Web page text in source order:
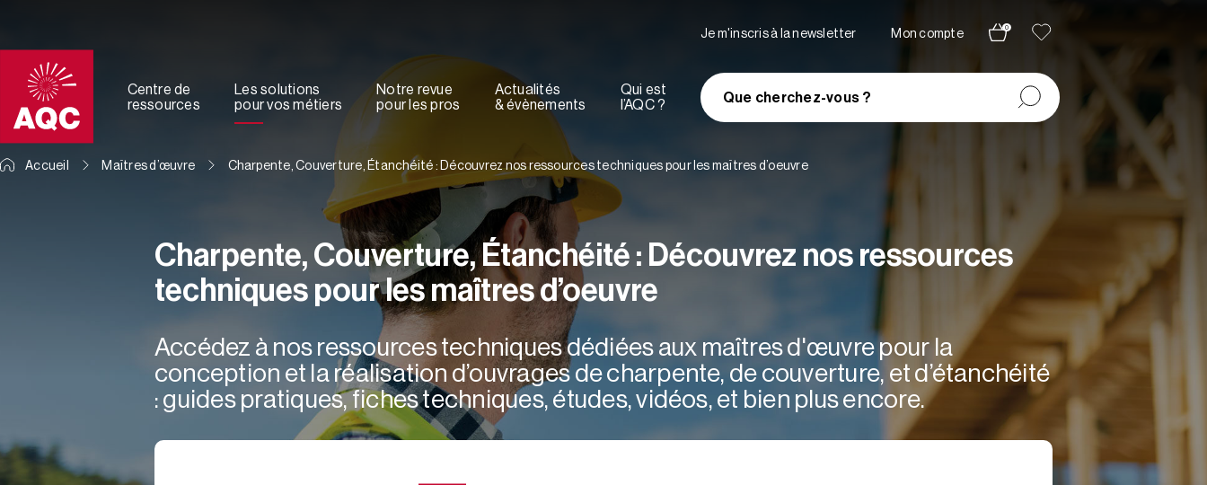
Centre de
ressources
Les solutions
pour vos métiers
Notre revue
pour les pros
Actualités
& évènements
Qui est
l’AQC ?
Je m'inscris à la newsletter Mon compte
0
Que cherchez-vous ?
Accueil Maîtres d’œuvre Charpente, Couverture, Étanchéité : Découvrez nos ressources techniques pour les maîtres d’oeuvre
Charpente, Couverture, Étanchéité : Découvrez nos ressources
techniques pour les maîtres d’oeuvre
Accédez à nos ressources techniques dédiées aux maîtres d'œuvre pour la
conception et la réalisation d’ouvrages de charpente, de couverture, et d’étanchéité
: guides pratiques, fiches techniques, études, vidéos, et bien plus encore.